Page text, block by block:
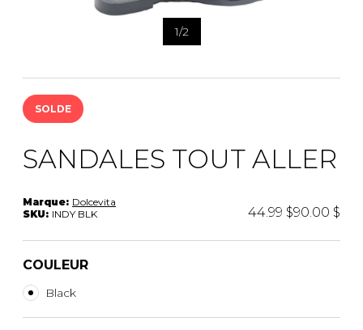
1/2
SOLDE
SANDALES TOUT ALLER
Marque: Dolcevita
SKU: INDY BLK 44.99 $90.00 $
COULEUR
Black